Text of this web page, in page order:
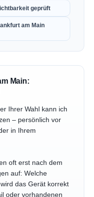
geprüft
am Main
Main:
Ihrer Wahl kann ich
– persönlich vor
in Ihrem
oft erst nach dem
auf: Welche
das Gerät korrekt
oder vorhandenen